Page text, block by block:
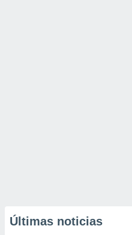
Últimas noticias